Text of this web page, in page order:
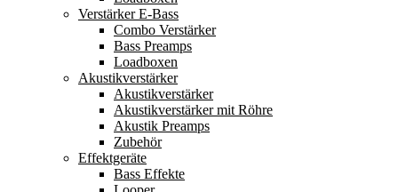
Verstärker E-Bass
Combo Verstärker
Bass Preamps
Loadboxen
Akustikverstärker
Akustikverstärker
Akustikverstärker mit Röhre
Akustik Preamps
Zubehör
Effektgeräte
Bass Effekte